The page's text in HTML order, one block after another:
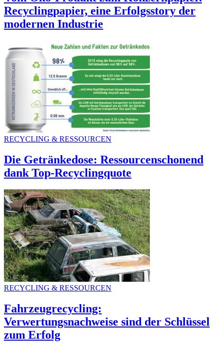
Recyclingpapier, eine Erfolgsstory der
modernen Industrie
RECYCLING & RESSOURCEN
Die Getränkedose: Ressourcenschonend
dank Top-Recyclingquote
RECYCLING & RESSOURCEN
Fahrzeugrecycling:
Verwertungsnachweise sind der Schlüssel
zum Erfolg